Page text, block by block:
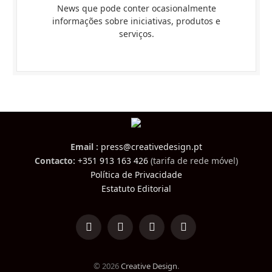
News que pode conter ocasionalmente
informações sobre iniciativas, produtos e
serviços.
Email : press@creativedesign.pt
Contacto: +351 913 163 426(tarifa de rede móvel)
Política de Privacidade
Estatuto Editorial
LinkedInFacebookInstagramTikTok
© 2026Creative Design.